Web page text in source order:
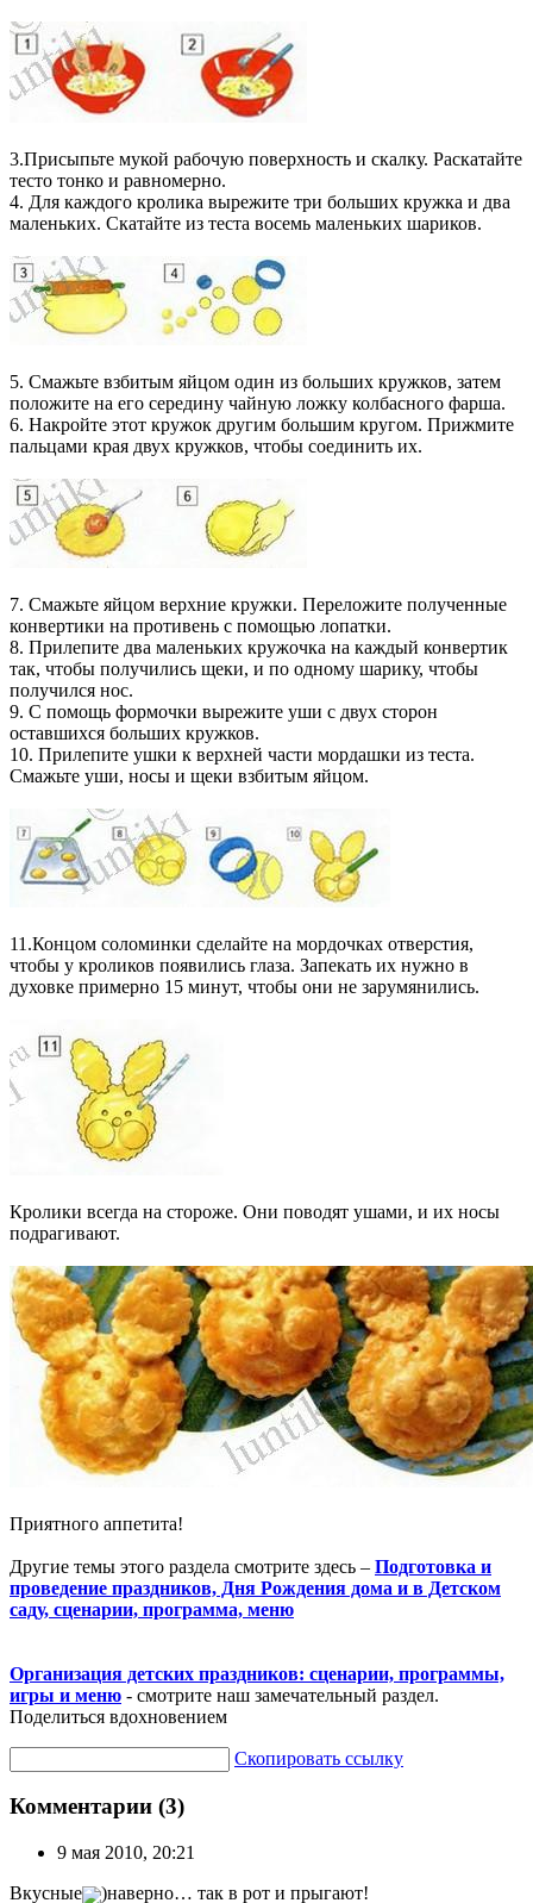
3.Присыпьте мукой рабочую поверхность и скалку. Раскатайте
тесто тонко и равномерно.
4. Для каждого кролика вырежите три больших кружка и два
маленьких. Скатайте из теста восемь маленьких шариков.
5. Смажьте взбитым яйцом один из больших кружков, затем
положите на его середину чайную ложку колбасного фарша.
6. Накройте этот кружок другим большим кругом. Прижмите
пальцами края двух кружков, чтобы соединить их.
7. Смажьте яйцом верхние кружки. Переложите полученные
конвертики на противень с помощью лопатки.
8. Прилепите два маленьких кружочка на каждый конвертик
так, чтобы получились щеки, и по одному шарику, чтобы
получился нос.
9. С помощь формочки вырежите уши с двух сторон
оставшихся больших кружков.
10. Прилепите ушки к верхней части мордашки из теста.
Смажьте уши, носы и щеки взбитым яйцом.
11.Концом соломинки сделайте на мордочках отверстия,
чтобы у кроликов появились глаза. Запекать их нужно в
духовке примерно 15 минут, чтобы они не зарумянились.
Кролики всегда на стороже. Они поводят ушами, и их носы
подрагивают.
Приятного аппетита!
Другие темы этого раздела смотрите здесь – Подготовка и
проведение праздников, Дня Рождения дома и в Детском
саду, сценарии, программа, меню
Организация детских праздников: сценарии, программы,
игры и меню - смотрите наш замечательный раздел.
Поделиться вдохновением
Скопировать ссылку
Комментарии (3)
9 мая 2010, 20:21
Вкусные
)наверно… так в рот и прыгают!